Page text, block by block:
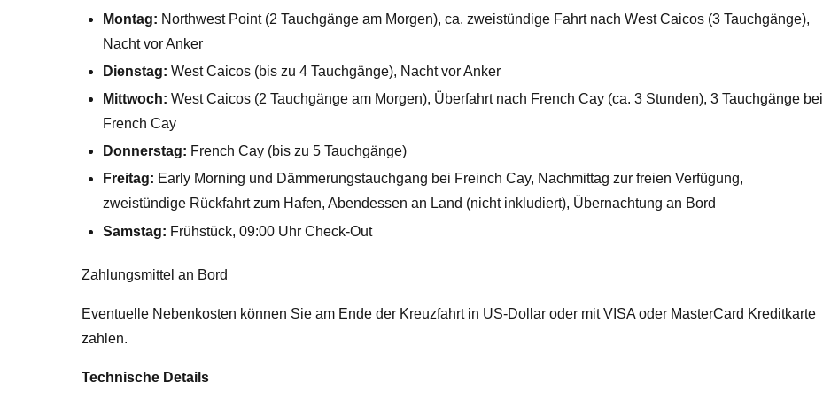
Montag: Northwest Point (2 Tauchgänge am Morgen), ca. zweistündige Fahrt nach West Caicos (3 Tauchgänge),
Nacht vor Anker
Dienstag: West Caicos (bis zu 4 Tauchgänge), Nacht vor Anker
Mittwoch: West Caicos (2 Tauchgänge am Morgen), Überfahrt nach French Cay (ca. 3 Stunden), 3 Tauchgänge bei
French Cay
Donnerstag: French Cay (bis zu 5 Tauchgänge)
Freitag: Early Morning und Dämmerungstauchgang bei Freinch Cay, Nachmittag zur freien Verfügung,
zweistündige Rückfahrt zum Hafen, Abendessen an Land (nicht inkludiert), Übernachtung an Bord
Samstag: Frühstück, 09:00 Uhr Check-Out
Zahlungsmittel an Bord
Eventuelle Nebenkosten können Sie am Ende der Kreuzfahrt in US-Dollar oder mit VISA oder MasterCard Kreditkarte
zahlen.
Technische Details